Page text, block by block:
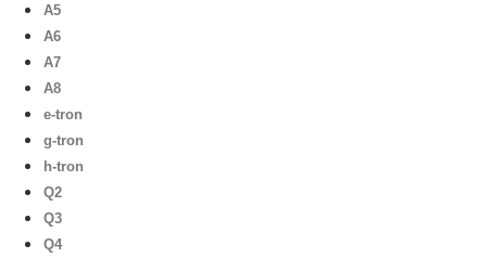
A5
A6
A7
A8
e-tron
g-tron
h-tron
Q2
Q3
Q4